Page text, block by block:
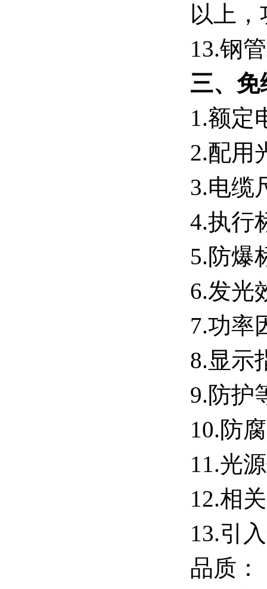
以上
13.钢
三、免
1.额定
2.配用
3.电缆
4.执行
5.防爆
6.发光
7.功率
8.显示
9.防护
10.防
11.光
12.相
13.引
品质：